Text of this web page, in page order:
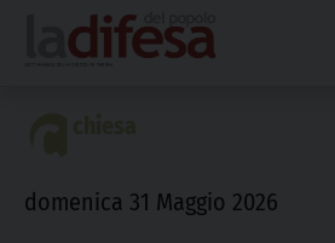
content
domenica 31 Maggio 2026